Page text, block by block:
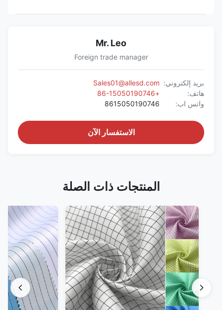
Mr. Leo
Foreign trade manager
بريد إلكتروني: Sales01@allesd.com
هاتف:
+86-15050190746
واتس اب:
8615050190746
الاستفسار الآن
المنتجات ذات الصلة